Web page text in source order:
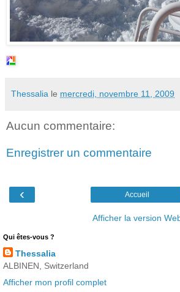
Thessalia le mercredi, novembre 11, 2009
Aucun commentaire:
Enregistrer un commentaire
‹ Accueil
Afficher la version
Qui êtes-vous ?
Thessalia
ALBINEN, Switzerland
Afficher mon profil complet